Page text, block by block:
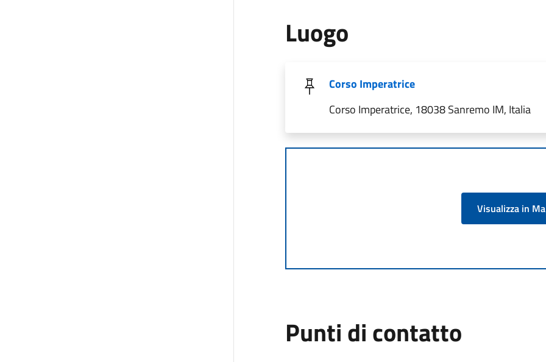
Luogo
Corso Imperatrice
Corso Imperatrice, 18038 Sanremo IM, Italia
Visualizza in
Punti di contatto